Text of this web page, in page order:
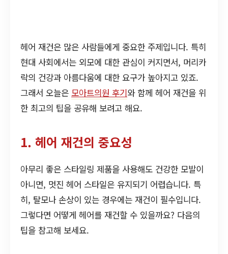
헤어 재건은 많은 사람들에게 중요한 주제입니다. 특히
현대 사회에서는 외모에 대한 관심이 커지면서, 머리카
락의 건강과 아름다움에 대한 요구가 높아지고 있죠.
그래서 오늘은 모아트의원 후기와 함께 헤어 재건을 위
한 최고의 팁을 공유해 보려고 해요.
1. 헤어 재건의 중요성
아무리 좋은 스타일링 제품을 사용해도 건강한 모발이
아니면, 멋진 헤어 스타일은 유지되기 어렵습니다. 특
히, 탈모나 손상이 있는 경우에는 재건이 필수입니다.
그렇다면 어떻게 헤어를 재건할 수 있을까요? 다음의
팁을 참고해 보세요.